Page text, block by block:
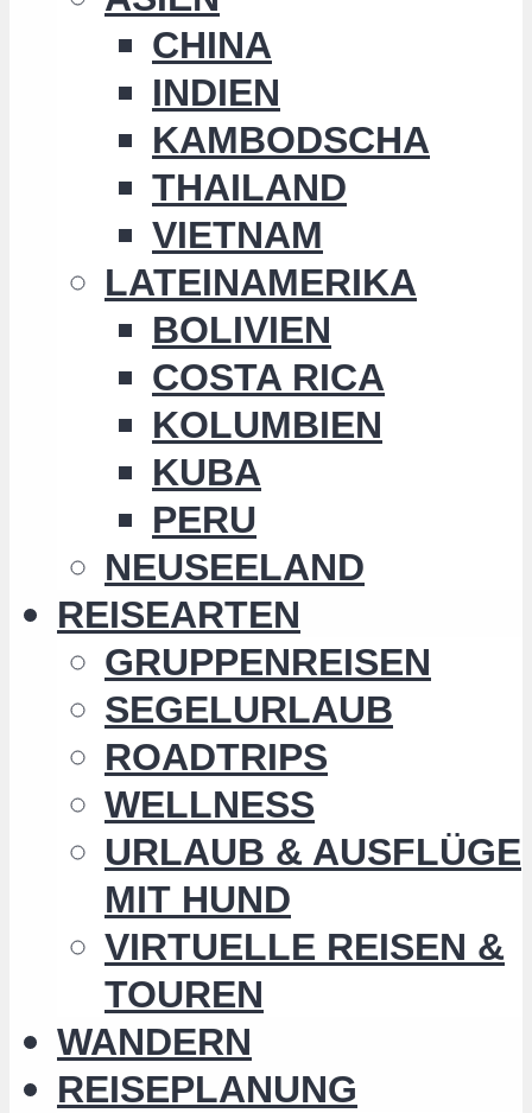
CHINA
INDIEN
KAMBODSCHA
THAILAND
VIETNAM
LATEINAMERIKA
BOLIVIEN
COSTA RICA
KOLUMBIEN
KUBA
PERU
NEUSEELAND
REISEARTEN
GRUPPENREISEN
SEGELURLAUB
ROADTRIPS
WELLNESS
URLAUB & AUSFLÜGE
MIT HUND
VIRTUELLE REISEN &
TOUREN
WANDERN
REISEPLANUNG